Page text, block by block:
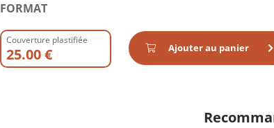
FORMAT
Couverture plastifiée
25.00 € Ajouter au panier